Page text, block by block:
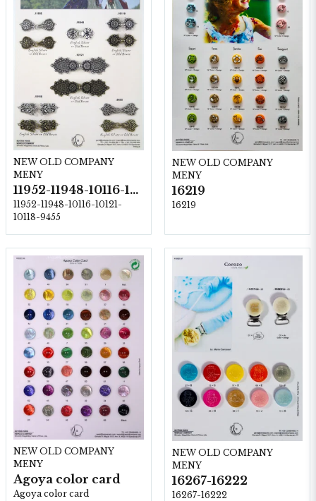
NEW OLD COMPANY
MENY
11952-11948-10116-10121-10118-9455
11952-11948-10116-10121-
10118-9455
NEW OLD COMPANY
MENY
16219
16219
NEW OLD COMPANY
MENY
Agoya color card
Agoya color card
NEW OLD COMPANY
MENY
16267-16222
16267-16222